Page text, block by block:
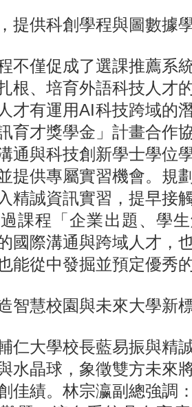
提供科創學程與圖數據
不僅促成了選課推薦系
根、培育外語科技人才
才有運用AI科技跨域的
育才獎學金」計畫合作
通與科技創新學士學位
提供專屬實習機會。規
精誠資訊實習，提早接
課程「企業出題、學
國際溝通與跨域人才，
能從中發掘並預定優秀
智慧校園與未來大學新
仁大學校長藍易振與精
水晶球，象徵雙方未來
佳績。林宗瀛副總強調